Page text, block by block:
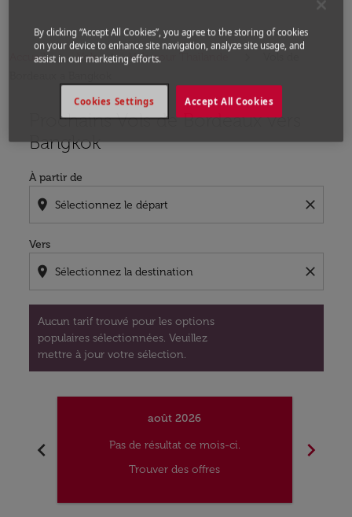
Accueil Vols Vols pour Thaïlande
Prochains Vols de Bordeaux vers
Bangkok
À partir de
location_on close
Vers
location_on close
Aucun tarif trouvé pour les options
populaires sélectionnées. Veuillez
mettre à jour votre sélection.
Aucun tarif trouvé pour les options populaires
chevron_left
août 2026
Pas de résultat ce mois-ci.
Trouver des offres
chevron_right
By clicking “Accept All Cookies”, you agree to the storing of cookies
on your device to enhance site navigation, analyze site usage, and
assist in our marketing efforts.
Accept All Cookies
Cookies Settings